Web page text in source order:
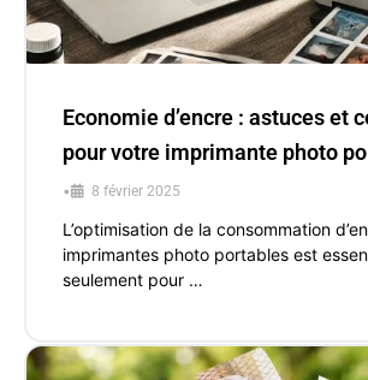
Economie d’encre : astuces et
pour votre imprimante photo
• 8 février 2025
L’optimisation de la consommation
imprimantes photo portables est
seulement pour …